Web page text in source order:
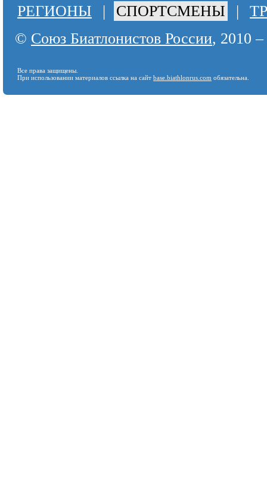
РЕГИОНЫ | СПОРТСМЕНЫ |
© Союз Биатлонистов России, 2010
Все права защищены.
При использовании материалов ссылка на сайт base.biathlonrus.com обязательна.